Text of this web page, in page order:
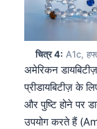
चित्र 4: A1c,
अमेरिकन
प्रीडायबिटीज़ के
और पुष्टि होने पर
उपयोग करते हैं